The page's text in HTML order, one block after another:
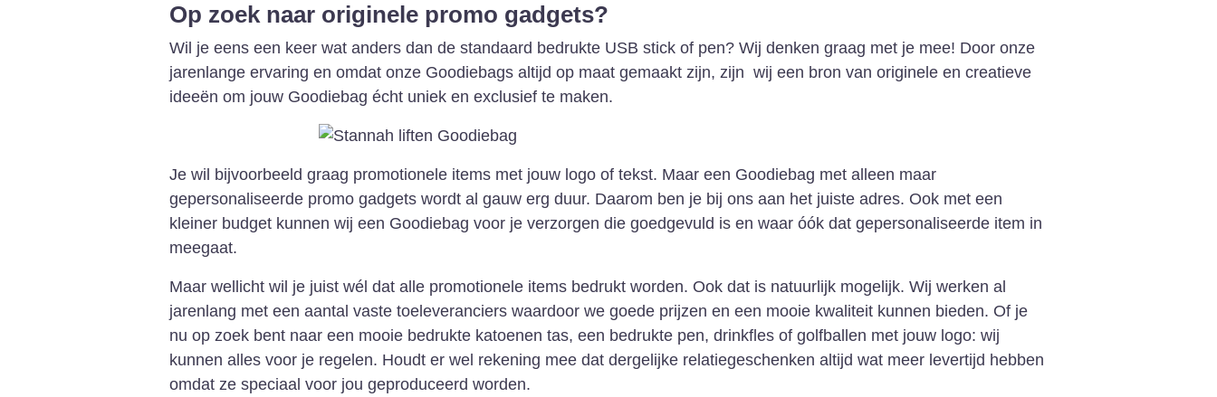
Op zoek naar originele promo gadgets?
Wil je eens een keer wat anders dan de standaard bedrukte USB stick of pen? Wij denken graag met je mee! Door onze
jarenlange ervaring en omdat onze Goodiebags altijd op maat gemaakt zijn, zijn wij een bron van originele en creatieve
ideeën om jouw Goodiebag écht uniek en exclusief te maken.
Je wil bijvoorbeeld graag promotionele items met jouw logo of tekst. Maar een Goodiebag met alleen maar
gepersonaliseerde promo gadgets wordt al gauw erg duur. Daarom ben je bij ons aan het juiste adres. Ook met een
kleiner budget kunnen wij een Goodiebag voor je verzorgen die goedgevuld is en waar óók dat gepersonaliseerde item in
meegaat.
Maar wellicht wil je juist wél dat alle promotionele items bedrukt worden. Ook dat is natuurlijk mogelijk. Wij werken al
jarenlang met een aantal vaste toeleveranciers waardoor we goede prijzen en een mooie kwaliteit kunnen bieden. Of je
nu op zoek bent naar een mooie bedrukte katoenen tas, een bedrukte pen, drinkfles of golfballen met jouw logo: wij
kunnen alles voor je regelen. Houdt er wel rekening mee dat dergelijke relatiegeschenken altijd wat meer levertijd hebben
omdat ze speciaal voor jou geproduceerd worden.